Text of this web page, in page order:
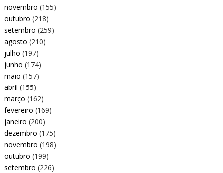
novembro (155)
outubro (218)
setembro (259)
agosto (210)
julho (197)
junho (174)
maio (157)
abril (155)
março (162)
fevereiro (169)
janeiro (200)
dezembro (175)
novembro (198)
outubro (199)
setembro (226)